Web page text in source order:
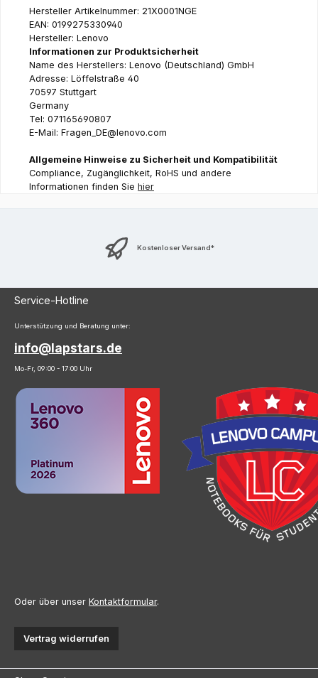
Hersteller Artikelnummer: 21X0001NGE
EAN: 0199275330940
Hersteller: Lenovo
Informationen zur Produktsicherheit
Name des Herstellers: Lenovo (Deutschland) GmbH
Adresse: Löffelstraße 40
70597 Stuttgart
Germany
Tel: 071165690807
E-Mail: Fragen_DE@lenovo.com
Allgemeine Hinweise zu Sicherheit und Kompatibilität
Compliance, Zugänglichkeit, RoHS und andere
Informationen finden Sie hier
Kostenloser Versand*
Service-Hotline
Unterstützung und Beratung unter:
info@lapstars.de
Mo-Fr, 09:00 - 17:00 Uhr
Oder über unser Kontaktformular.
Vertrag widerrufen